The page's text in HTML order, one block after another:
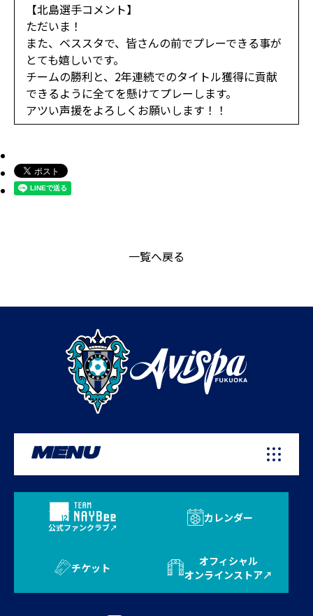
【北島選手コメント】
ただいま！
また、ベススタで、皆さんの前でプレーできる事が
とても嬉しいです。
チームの勝利と、2年連続でのタイトル獲得に貢献
できるように全てを懸けてプレーします。
アツい声援をよろしくお願いします！！
一覧へ戻る
MENU
公式ファンクラブ
カレンダー
チケット
オフィシャル
オンラインストア